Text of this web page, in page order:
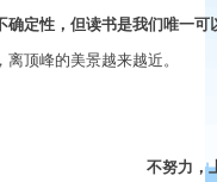
确定性，但读书是我们唯一可
顶峰的美景越来越近。
不努力，